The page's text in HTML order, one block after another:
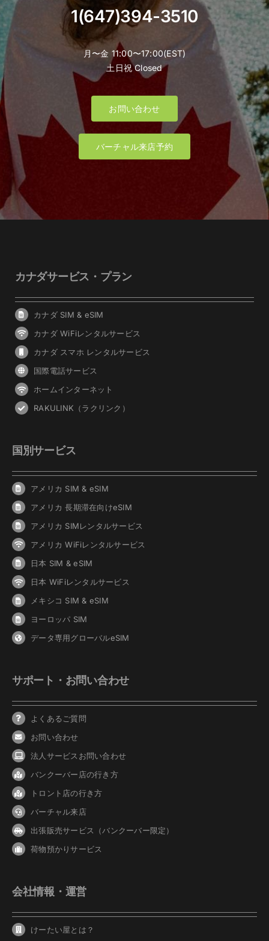
1(647)394-3510
月〜金 11:00〜17:00(EST)
土日祝 Closed
お問い合わせ
バーチャル来店予約
カナダサービス・プラン
カナダ SIM & eSIM
カナダ WiFiレンタルサービス
カナダ スマホ レンタルサービス
国際電話サービス
ホームインターネット
RAKULINK（ラクリンク）
国別サービス
アメリカ SIM & eSIM
アメリカ 長期滞在向けeSIM
アメリカ SIMレンタルサービス
アメリカ WiFiレンタルサービス
日本 SIM & eSIM
日本 WiFiレンタルサービス
メキシコ SIM & eSIM
ヨーロッパ SIM
データ専用グローバルeSIM
サポート・お問い合わせ
よくあるご質問
お問い合わせ
法人サービスお問い合わせ
バンクーバー 店の行き方
トロント店の行き方
バーチャル来店
出張販売サービス（バンクーバー限定）
荷物預かりサービス
会社情報・運営
けーたい屋とは？